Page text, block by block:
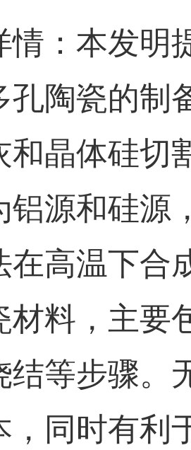
情：本发明
孔陶瓷的制
和晶体硅切
铝源和硅源
在高温下合
材料，主要
结等步骤。
，同时有利